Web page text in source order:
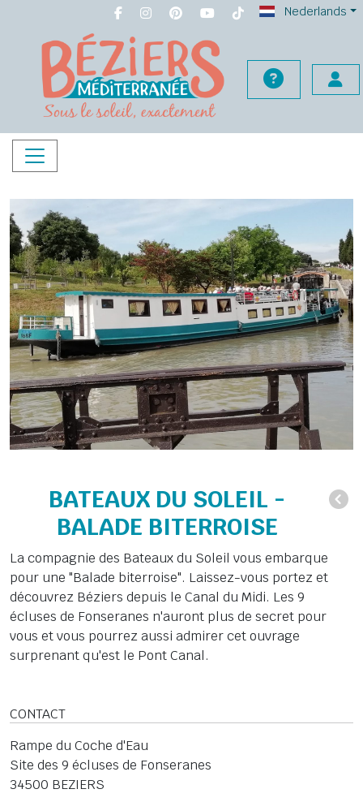
Nederlands
BATEAUX DU SOLEIL -
BALADE BITERROISE
La compagnie des Bateaux du Soleil vous embarque
pour une "Balade biterroise". Laissez-vous portez et
découvrez Béziers depuis le Canal du Midi. Les 9
écluses de Fonseranes n'auront plus de secret pour
vous et vous pourrez aussi admirer cet ouvrage
surprenant qu'est le Pont Canal.
CONTACT
Rampe du Coche d'Eau
Site des 9 écluses de Fonseranes
34500 BEZIERS